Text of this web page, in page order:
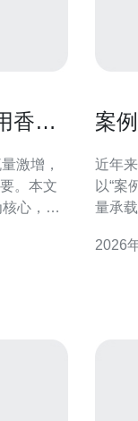
香港
激增，
。本文
心，结
案
近年
以“案
量承
团队提供
2026